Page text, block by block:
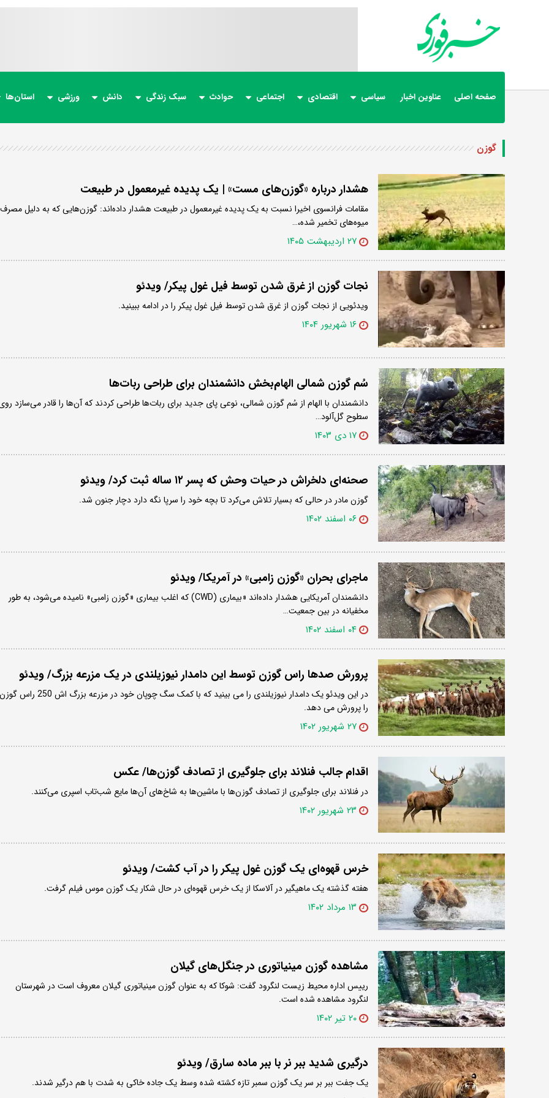
صفحه اصلی عناوین اخبار سیاسی اقتصادی اجتماعی حوادث سبک زندگی دانش ورزشی استان‌ها
گوزن
هشدار درباره «گوزن‌های مست» | یک پدیده غیرمعمول در طبیعت
مقامات فرانسوی اخیرا نسبت به یک پدیده غیرمعمول در طبیعت هشدار داده‌اند: گوزن‌هایی که به دلیل مصرف
میوه‌های تخمیر شده،…
۲۷ اردیبهشت ۱۴۰۵
نجات گوزن از غرق شدن توسط فیل غول پیکر/ ویدئو
ویدئویی از نجات گوزن از غرق شدن توسط فیل غول پیکر را در ادامه ببینید.
۱۶ شهریور ۱۴۰۴
سُم گوزن شمالی الهام‌بخش دانشمندان برای طراحی ربات‌ها
دانشمندان با الهام از سُم گوزن شمالی، نوعی پای جدید برای ربات‌ها طراحی کردند که آن‌ها را قادر می‌سازد
سطوح گل‌آلود…
۱۷ دی ۱۴۰۳
صحنه‌ای دلخراش در حیات وحش که پسر ۱۲ ساله ثبت کرد/ ویدئو
گوزن مادر در حالی که بسیار تلاش می‌کرد تا بچه خود را سرپا نگه دارد دچار جنون شد.
۰۶ اسفند ۱۴۰۲
ماجرای بحران «گوزن زامبی» در آمریکا/ ویدئو
دانشمندان آمریکایی هشدار داده‌اند «بیماری (CWD) که اغلب بیماری «گوزن زامبی» نامیده می‌شود، به طور
مخفیانه در بین جمعیت…
۰۴ اسفند ۱۴۰۲
پرورش صدها راس گوزن توسط این دامدار نیوزیلندی در یک مزرعه بزرگ/ ویدئو
در این ویدئو یک دامدار نیوزیلندی را می بینید که با کمک سگ چوپان خود در مزرعه بزرگ اش 250
را پرورش می دهد.
۲۷ شهریور ۱۴۰۲
اقدام جالب فنلاند برای جلوگیری از تصادف گوزن‌ها/ عکس
در فنلاند برای جلوگیری از تصادف گوزن‌ها با ماشین‌ها به شاخ‌های آن‌ها مایع شب‌تاب اسپری می‌کنند.
۲۳ شهریور ۱۴۰۲
خرس قهوه‌ای یک گوزن غول پیکر را در آب کشت/ ویدئو
هفته گذشته یک ماهیگیر در آلاسکا از یک خرس قهوه‌ای در حال شکار یک گوزن موس فیلم گرفت.
۱۳ مرداد ۱۴۰۲
مشاهده گوزن مینیاتوری در جنگل‌های گیلان
رییس اداره محیط زیست لنگرود گفت: شوکا که به عنوان گوزن مینیاتوری گیلان معروف است در شهرستان
لنگرود مشاهده شده است.
۲۰ تیر ۱۴۰۲
درگیری شدید ببر نر با ببر ماده سارق/ ویدئو
یک جفت ببر بر سر یک گوزن سمبر تازه کشته شده وسط یک جاده خاکی به شدت با هم درگیر شدند.